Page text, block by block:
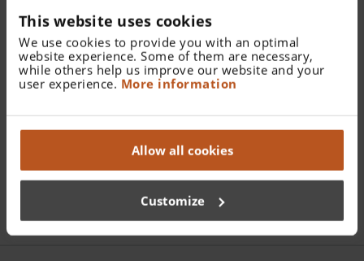
This website uses cookies
We use cookies to provide you with an optimal
website experience. Some of them are necessary,
while others help us improve our website and your
user experience. More information
Allow all cookies
Customize